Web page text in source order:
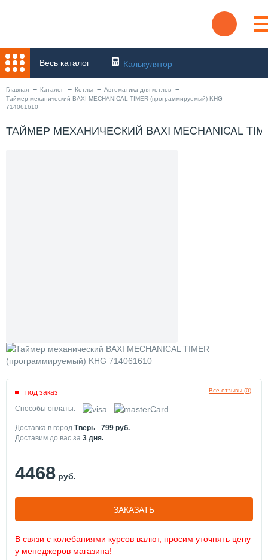
Весь каталог Калькулятор
Главная Каталог Котлы
Автоматика для котлов
Таймер механический BAXI MECHANICAL TIMER (программируемый) KHG
714061610
ТАЙМЕР МЕХАНИЧЕСКИЙ BAXI MECHANICAL
Все отзывы (0)
под заказ
Способы оплаты:
Доставка в город Тверь - 799 руб.
Доставим до вас за 3 дня.
4468 руб.
ЗАКАЗАТЬ
В связи с колебаниями курсов валют, просим уточнять цену
у менеджеров магазина!